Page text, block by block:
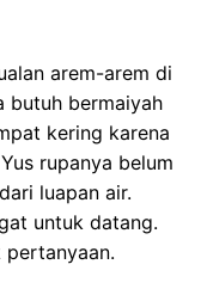
arem-arem di
butuh bermaiyah
kering karena
rupanya belum
luapan air.
untuk datang.
pertanyaan.